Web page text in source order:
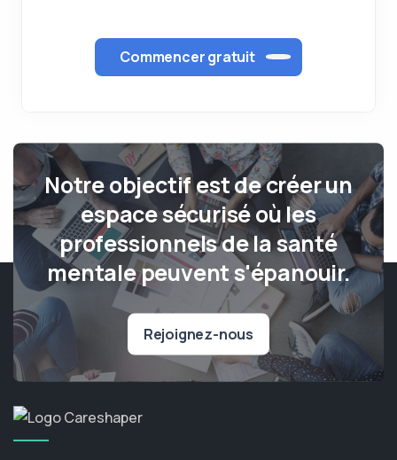
Commencer gratuit
Notre objectif est de créer un
espace sécurisé où les
professionnels de la santé
mentale peuvent s'épanouir.
Rejoignez-nous